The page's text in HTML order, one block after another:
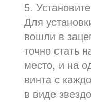
5.
Для
вошли в
точно стать
место, и на
винта с
в виде